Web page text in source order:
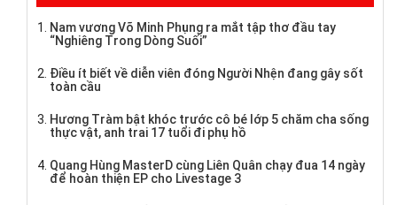
Nam vương Võ Minh Phụng ra mắt tập thơ đầu tay
“Nghiêng Trong Dòng Suối”
Điều ít biết về diễn viên đóng Người Nhện đang gây sốt
toàn cầu
Hương Tràm bật khóc trước cô bé lớp 5 chăm cha sống
thực vật, anh trai 17 tuổi đi phụ hồ
Quang Hùng MasterD cùng Liên Quân chạy đua 14 ngày
để hoàn thiện EP cho Livestage 3